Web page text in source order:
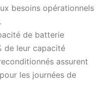
besoins opérationnels
de batterie
de leur capacité
assurent
les journées de